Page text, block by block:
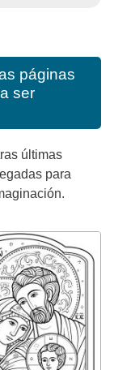
páginas
ser
últimas
para